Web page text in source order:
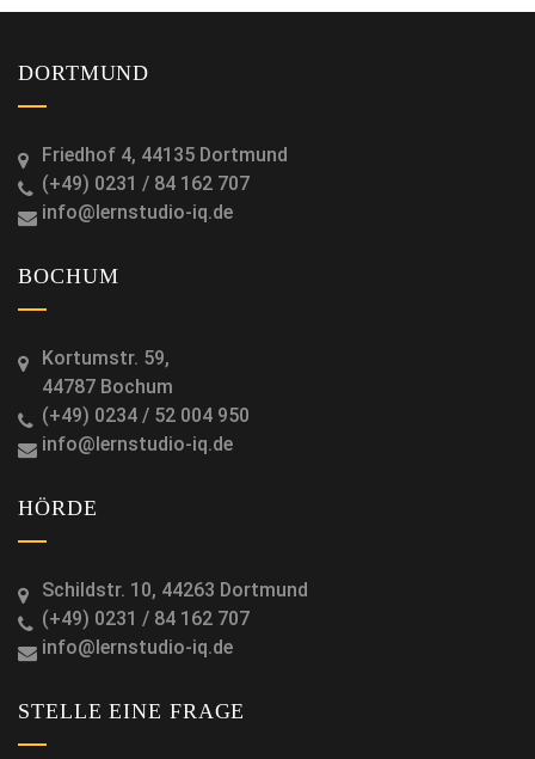
DORTMUND
Friedhof 4, 44135 Dortmund
(+49) 0231 / 84 162 707
info@lernstudio-iq.de
BOCHUM
Kortumstr. 59,
44787 Bochum
(+49) 0234 / 52 004 950
info@lernstudio-iq.de
HÖRDE
Schildstr. 10, 44263 Dortmund
(+49) 0231 / 84 162 707
info@lernstudio-iq.de
STELLE EINE FRAGE